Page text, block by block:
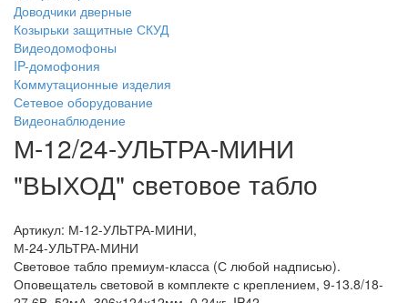
Доводчики дверные
Козырьки защитные СКУД
Видеодомофоны
IP-домофония
Коммутационные изделия
Сетевое оборудование
Видеонаблюдение
М-12/24-УЛЬТРА-МИНИ
"ВЫХОД" световое табло
Артикул: М-12-УЛЬТРА-МИНИ,
М-24-УЛЬТРА-МИНИ
Световое табло премиум-класса (С любой надписью).
Оповещатель световой в комплекте с креплением, 9-13.8/18-